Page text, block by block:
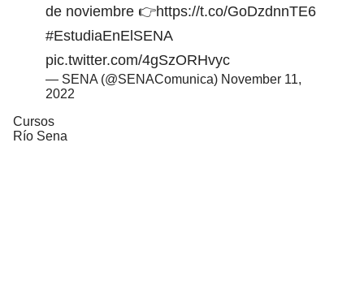
de noviembre 👉https://t.co/GoDzdnnTE6
#EstudiaEnElSENA
pic.twitter.com/4gSzORHvyc
— SENA (@SENAComunica) November 11,
2022
Cursos
Río Sena